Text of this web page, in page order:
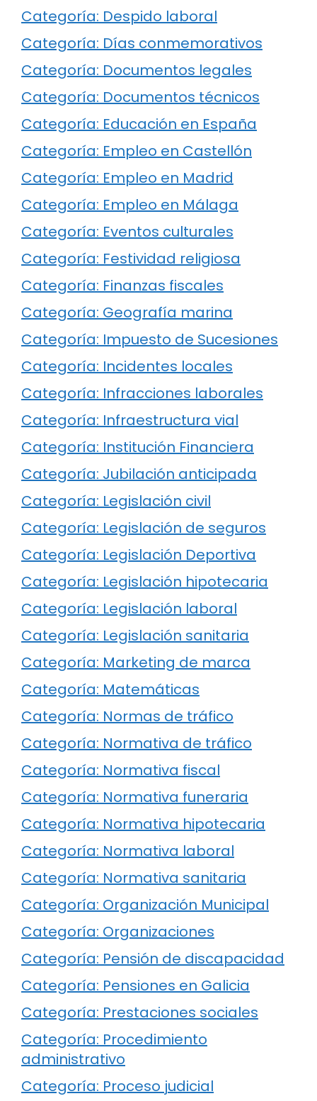
Categoría: Despido laboral
Categoría: Días conmemorativos
Categoría: Documentos legales
Categoría: Documentos técnicos
Categoría: Educación en España
Categoría: Empleo en Castellón
Categoría: Empleo en Madrid
Categoría: Empleo en Málaga
Categoría: Eventos culturales
Categoría: Festividad religiosa
Categoría: Finanzas fiscales
Categoría: Geografía marina
Categoría: Impuesto de Sucesiones
Categoría: Incidentes locales
Categoría: Infracciones laborales
Categoría: Infraestructura vial
Categoría: Institución Financiera
Categoría: Jubilación anticipada
Categoría: Legislación civil
Categoría: Legislación de seguros
Categoría: Legislación Deportiva
Categoría: Legislación hipotecaria
Categoría: Legislación laboral
Categoría: Legislación sanitaria
Categoría: Marketing de marca
Categoría: Matemáticas
Categoría: Normas de tráfico
Categoría: Normativa de tráfico
Categoría: Normativa fiscal
Categoría: Normativa funeraria
Categoría: Normativa hipotecaria
Categoría: Normativa laboral
Categoría: Normativa sanitaria
Categoría: Organización Municipal
Categoría: Organizaciones
Categoría: Pensión de discapacidad
Categoría: Pensiones en Galicia
Categoría: Prestaciones sociales
Categoría: Procedimiento
administrativo
Categoría: Proceso judicial